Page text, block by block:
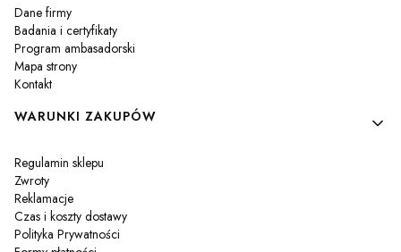
Dane firmy
Badania i certyfikaty
Program ambasadorski
Mapa strony
Kontakt
WARUNKI ZAKUPÓW
Regulamin sklepu
Zwroty
Reklamacje
Czas i koszty dostawy
Polityka Prywatności